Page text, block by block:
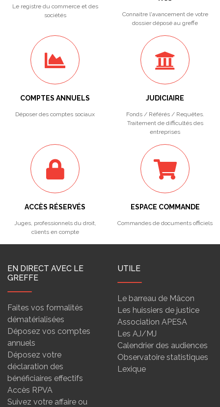
Le registre du commerce et des
sociétés
Connaitre l'avancement de votre
dossier déposé au greffe
COMPTES ANNUELS
Déposer des comptes sociaux
JUDICIAIRE
Fonds / Référés / Requêtes.
Traitement de difficultés des
entreprises
ACCÈS RÉSERVÉS
Juges, professionnels du droit,
clients en compte
ESPACE COMMANDE
Commandes de documents officiels
EN DIRECT AVEC LE
GREFFE
Faites vos formalités
dématérialisées
Déposez vos comptes
annuels
Déposez votre
déclaration des
bénéficiaires effectifs
Accès RPVA
Suivez votre affaire ou
UTILE
Le barreau de Mâcon
Les huissiers de justice
Association APESA
Les AJ/MJ
Calendrier des audiences
Observatoire statistiques
Lexique